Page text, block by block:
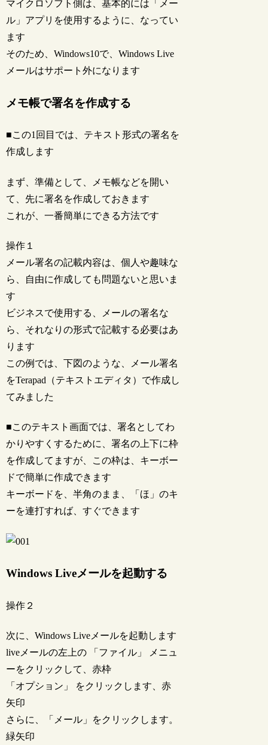
マイクロソフト側は、基本的には「メー
ル」アプリを使用するように、なってい
ます
そのため、Windows10で、Windows Live
メールはサポート外になります
メモ帳で署名を作成する
■この1回目では、テキスト形式の署名を
作成します
まず、準備として、メモ帳などを開い
て、先に署名を作成しておきます
これが、一番簡単にできる方法です
操作１
メール署名の記載内容は、個人や趣味な
ら、自由に作成しても問題ないと思いま
す
ビジネスで使用する、メールの署名な
ら、それなりの形式で記載する必要はあ
ります
この例では、下図のような、メール署名
をTerapad（テキストエディタ）で作成し
てみました
■このテキスト画面では、署名としてわ
かりやすくするために、署名の上下に枠
を作成してますが、この枠は、キーボー
ドで簡単に作成できます
キーボードを、半角のまま、「ほ」のキ
ーを連打すれば、すぐできます
Windows Liveメールを起動する
操作２
次に、Windows Liveメールを起動します
liveメールの左上の 「ファイル」 メニュ
ーをクリックして、赤枠
「オプション」 をクリックします、赤
矢印
さらに、「メール」をクリックします。
緑矢印